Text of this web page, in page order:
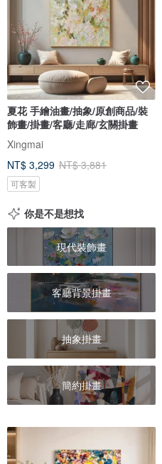
夏花 手繪油畫/抽象/原創商品/裝
飾畫/掛畫/客廳/走廊/玄關掛畫
Xingmai
NT$ 3,299 NT$ 3,881
可客製
你是不是想找
現代裝飾畫
客廳背景掛畫
抽象掛畫
簡約掛畫